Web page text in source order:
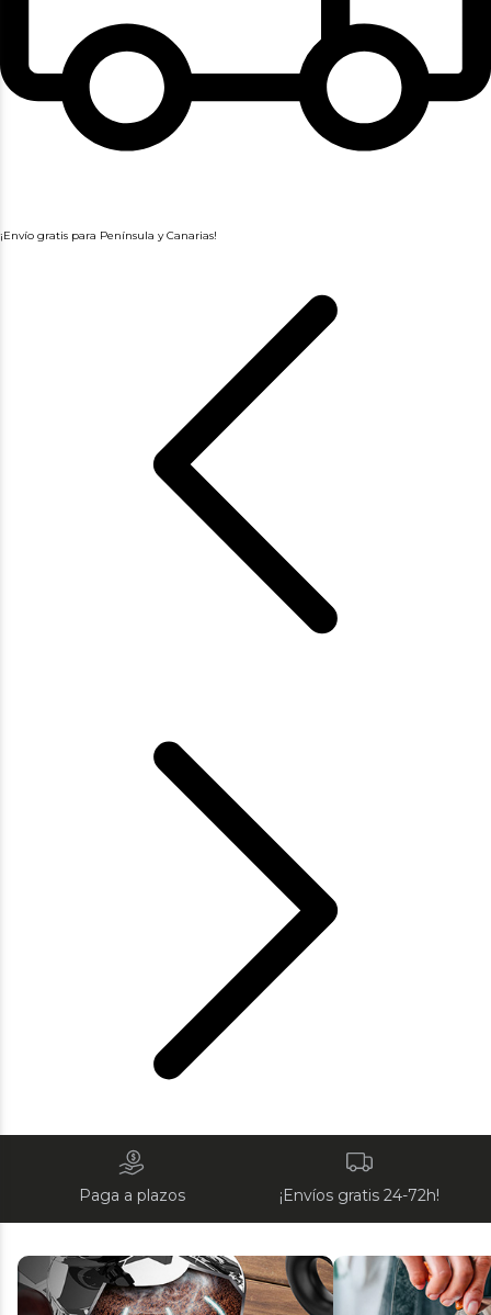
¡Envío gratis para Península y Canarias!
Paga a plazos ¡Envíos gratis 24-72h!